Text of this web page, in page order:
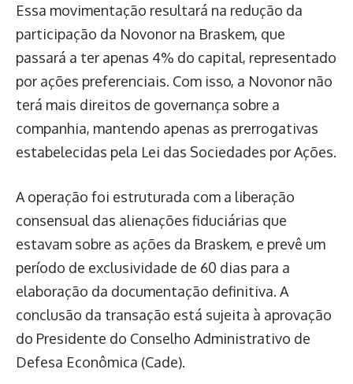
Essa movimentação resultará na redução da
participação da Novonor na Braskem, que
passará a ter apenas 4% do capital, representado
por ações preferenciais. Com isso, a Novonor não
terá mais direitos de governança sobre a
companhia, mantendo apenas as prerrogativas
estabelecidas pela Lei das Sociedades por Ações.
A operação foi estruturada com a liberação
consensual das alienações fiduciárias que
estavam sobre as ações da Braskem, e prevê um
período de exclusividade de 60 dias para a
elaboração da documentação definitiva. A
conclusão da transação está sujeita à aprovação
do Presidente do Conselho Administrativo de
Defesa Econômica (Cade).